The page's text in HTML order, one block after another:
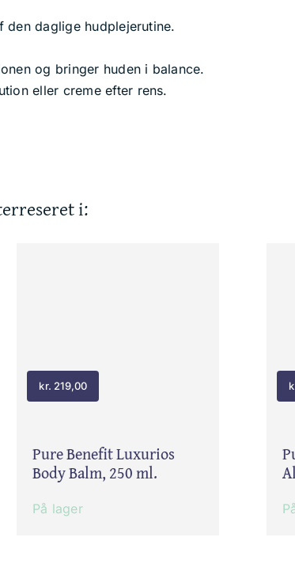
daglige hudplejerutine.
og bringer huden i balance.
eller creme efter rens.
i:
kr. 219,00
Pure Benefit Luxurios
Body Balm, 250 ml.
På lager